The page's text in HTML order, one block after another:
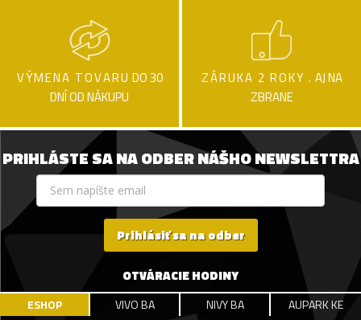
VÝMENA TOVARU DO 30
DNÍ OD NÁKUPU
ZÁRUKA 2 ROKY . AJ NA
ZBRANE
PRIHLÁSTE SA NA ODBER NÁŠHO NEWSLETTRA
Prihlásiť sa na odber
OTVÁRACIE HODINY
ESHOP VIVO BA NIVY BA AUPARK KE